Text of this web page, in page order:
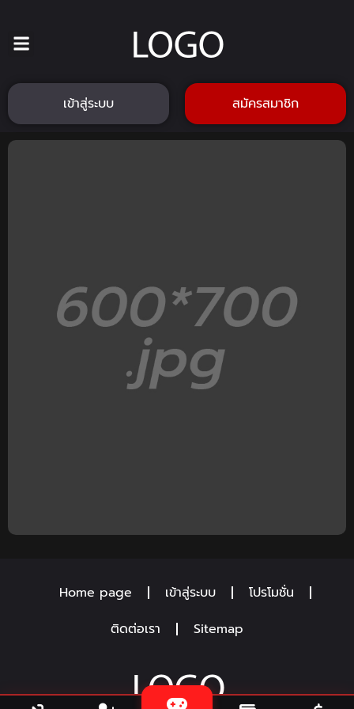
เข้าสู่ระบบ สมัครสมาชิก
Home page เข้าสู่ระบบ
โปรโมชั่น
ติดต่อเรา
Sitemap